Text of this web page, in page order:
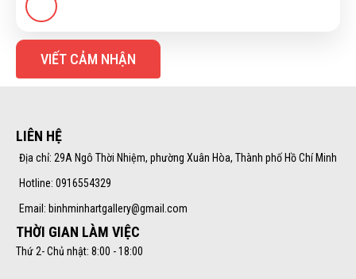
VIẾT CẢM NHẬN
LIÊN HỆ
Địa chỉ: 29A Ngô Thời Nhiệm, phường Xuân Hòa, Thành phố Hồ Chí Minh
Hotline: 0916554329
Email: binhminhartgallery@gmail.com
THỜI GIAN LÀM VIỆC
Thứ 2- Chủ nhật: 8:00 - 18:00